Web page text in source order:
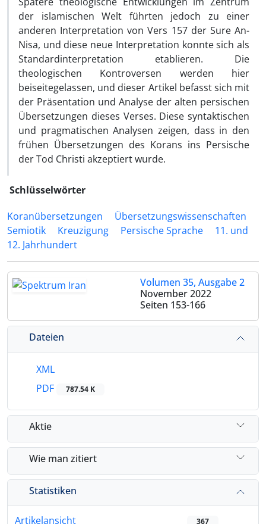
der islamischen Welt führten jedoch zu einer
anderen Interpretation von Vers 157 der Sure An-
Nisa, und diese neue Interpretation konnte sich als
Standardinterpretation etablieren. Die
theologischen Kontroversen werden hier
beiseitegelassen, und dieser Artikel befasst sich mit
der Präsentation und Analyse der alten persischen
Übersetzungen dieses Verses. Diese syntaktischen
und pragmatischen Analysen zeigen, dass in den
frühen Übersetzungen des Korans ins Persische
der Tod Christi akzeptiert wurde.
Schlüsselwörter
Koranübersetzungen
Übersetzungswissenschaften
Semiotik
Kreuzigung Persische Sprache
11. und
12. Jahrhundert
Volumen 35, Ausgabe 2
November 2022
Seiten 153-166
Dateien
XML
PDF
787.54 K
Aktie
Wie man zitiert
Statistiken
Artikelansicht 367